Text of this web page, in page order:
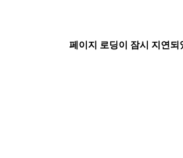
페이지 로딩이 잠시 지연